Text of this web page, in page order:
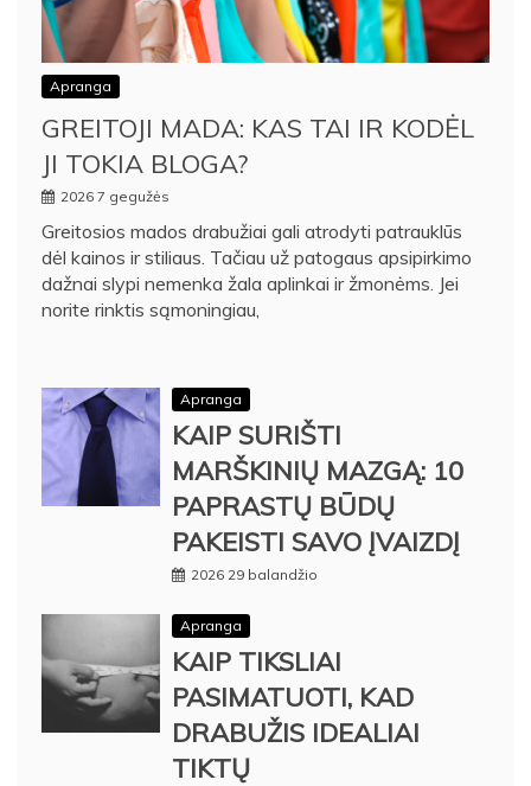
Apranga
GREITOJI MADA: KAS TAI IR KODĖL
JI TOKIA BLOGA?
2026 7 gegužės
Greitosios mados drabužiai gali atrodyti patrauklūs
dėl kainos ir stiliaus. Tačiau už patogaus apsipirkimo
dažnai slypi nemenka žala aplinkai ir žmonėms. Jei
norite rinktis sąmoningiau,
Apranga
KAIP SURIŠTI
MARŠKINIŲ MAZGĄ: 10
PAPRASTŲ BŪDŲ
PAKEISTI SAVO ĮVAIZDĮ
2026 29 balandžio
Apranga
KAIP TIKSLIAI
PASIMATUOTI, KAD
DRABUŽIS IDEALIAI
TIKTŲ